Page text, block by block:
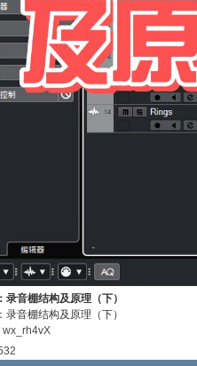
录音棚结构及原理（下）
录音棚结构及原理（下）
wx_rh4vX